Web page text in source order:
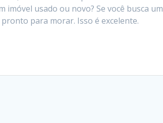
imóvel usado ou novo? Se você busca um
para morar. Isso é excelente.